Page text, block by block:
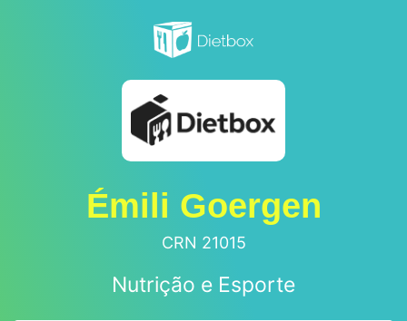
Émili Goergen
CRN 21015
Nutrição e Esporte